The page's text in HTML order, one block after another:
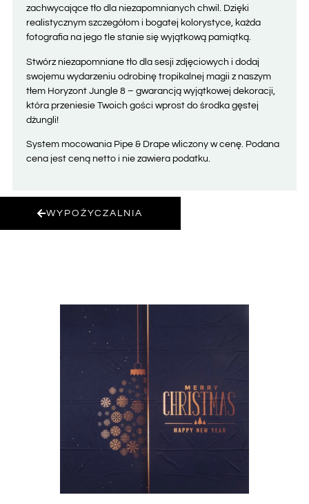
zachwycające tło dla niezapomnianych chwil. Dzięki
realistycznym szczegółom i bogatej kolorystyce, każda
fotografia na jego tle stanie się wyjątkową pamiątką.
Stwórz niezapomniane tło dla sesji zdjęciowych i dodaj
swojemu wydarzeniu odrobinę tropikalnej magii z naszym
tłem Horyzont Jungle 8 – gwarancją wyjątkowej dekoracji,
która przeniesie Twoich gości wprost do środka gęstej
dżungli!
System mocowania Pipe & Drape wliczony w cenę. Podana
cena jest ceną netto i nie zawiera podatku.
WYPOŻYCZALNIA